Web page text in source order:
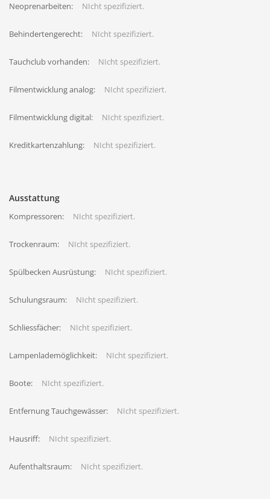
Neoprenarbeiten: NIcht spezifiziert.
Behindertengerecht: NIcht spezifiziert.
Tauchclub vorhanden: NIcht spezifiziert.
Filmentwicklung analog: NIcht spezifiziert.
Filmentwicklung digital: NIcht spezifiziert.
Kreditkartenzahlung: NIcht spezifiziert.
Ausstattung
Kompressoren: NIcht spezifiziert.
Trockenraum: NIcht spezifiziert.
Spülbecken Ausrüstung: NIcht spezifiziert.
Schulungsraum: NIcht spezifiziert.
Schliessfächer: NIcht spezifiziert.
Lampenlademöglichkeit: NIcht spezifiziert.
Boote: NIcht spezifiziert.
Entfernung Tauchgewässer: NIcht spezifiziert.
Hausriff: NIcht spezifiziert.
Aufenthaltsraum: NIcht spezifiziert.